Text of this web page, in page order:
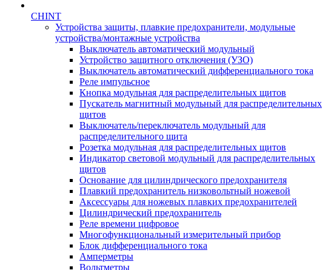
CHINT
Устройства защиты, плавкие предохранители, модульные
устройства/монтажные устройства
Выключатель автоматический модульный
Устройство защитного отключения (УЗО)
Выключатель автоматический дифференциального тока
Реле импульсное
Кнопка модульная для распределительных щитов
Пускатель магнитный модульный для распределительных
щитов
Выключатель/переключатель модульный для
распределительного щита
Розетка модульная для распределительных щитов
Индикатор световой модульный для распределительных
щитов
Основание для цилиндрического предохранителя
Плавкий предохранитель низковольтный ножевой
Аксессуары для ножевых плавких предохранителей
Цилиндрический предохранитель
Реле времени цифровое
Многофункциональный измерительный прибор
Блок дифференциального тока
Амперметры
Вольтметры